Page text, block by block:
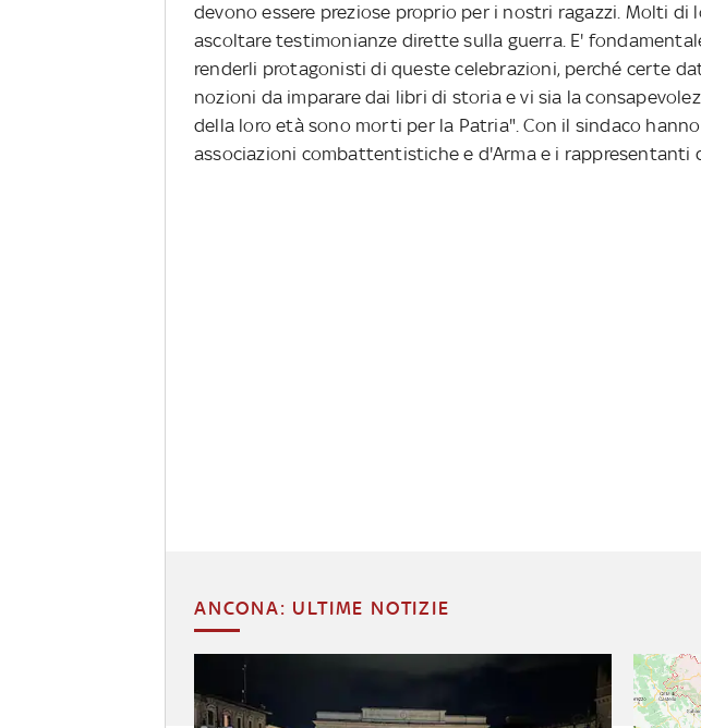
devono essere preziose proprio per i nostri ragazzi. Molti
ascoltare testimonianze dirette sulla guerra. E'
renderli protagonisti di queste celebrazioni, perché certe
nozioni da imparare dai libri di storia e vi sia la
della loro età sono morti per la Patria". Con il sindaco
associazioni combattentistiche e d'Arma e i rappresentanti
ANCONA: ULTIME NOTIZIE